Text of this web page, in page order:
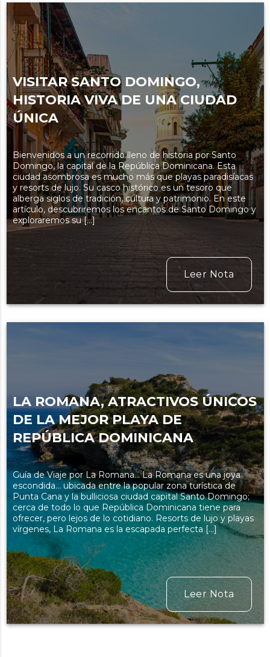
VISITAR SANTO DOMINGO,
HISTORIA VIVA DE UNA CIUDAD
ÚNICA
Bienvenidos a un recorrido lleno de historia por Santo
Domingo, la capital de la República Dominicana. Esta
ciudad asombrosa es mucho más que playas paradisíacas
y resorts de lujo. Su casco histórico es un tesoro que
alberga siglos de tradición, cultura y patrimonio. En este
artículo, descubriremos los encantos de Santo Domingo y
exploraremos su […]
Leer Nota
LA ROMANA, ATRACTIVOS ÚNICOS
DE LA MEJOR PLAYA DE
REPÚBLICA DOMINICANA
Guía de Viaje por La Romana… La Romana es una joya
escondida… ubicada entre la popular zona turística de
Punta Cana y la bulliciosa ciudad capital Santo Domingo;
cerca de todo lo que República Dominicana tiene para
ofrecer, pero lejos de lo cotidiano. Resorts de lujo y playas
vírgenes, La Romana es la escapada perfecta […]
Leer Nota